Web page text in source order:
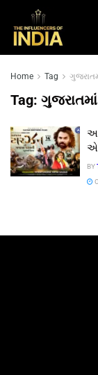
Home Tag
Tag:
BY